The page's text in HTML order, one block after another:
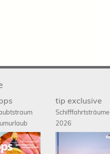
tip exclusive
Schifffahrtsträume
2026